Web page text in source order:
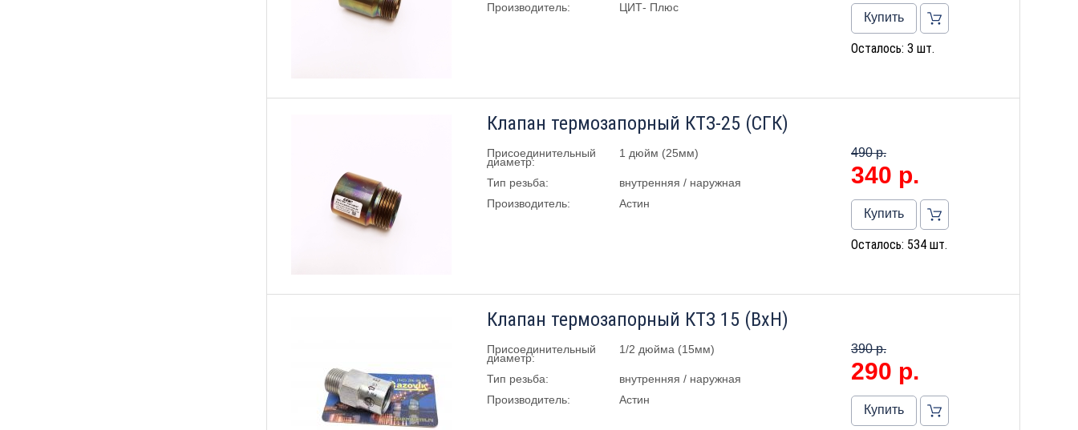
Производитель:
ЦИТ- Плюс
Купить
Осталось: 3 шт.
Клапан термозапорный КТЗ-25 (СГК)
Присоединительный
диаметр:
1 дюйм (25мм)
Тип резьба:
внутренняя / наружная
Производитель:
Астин
490 р.
340 р.
Купить
Осталось: 534 шт.
Клапан термозапорный КТЗ 15 (ВхН)
Присоединительный
диаметр:
1/2 дюйма (15мм)
Тип резьба:
внутренняя / наружная
Производитель:
Астин
390 р.
290 р.
Купить